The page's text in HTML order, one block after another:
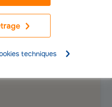
techniques